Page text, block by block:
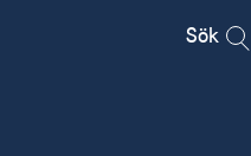
Sök